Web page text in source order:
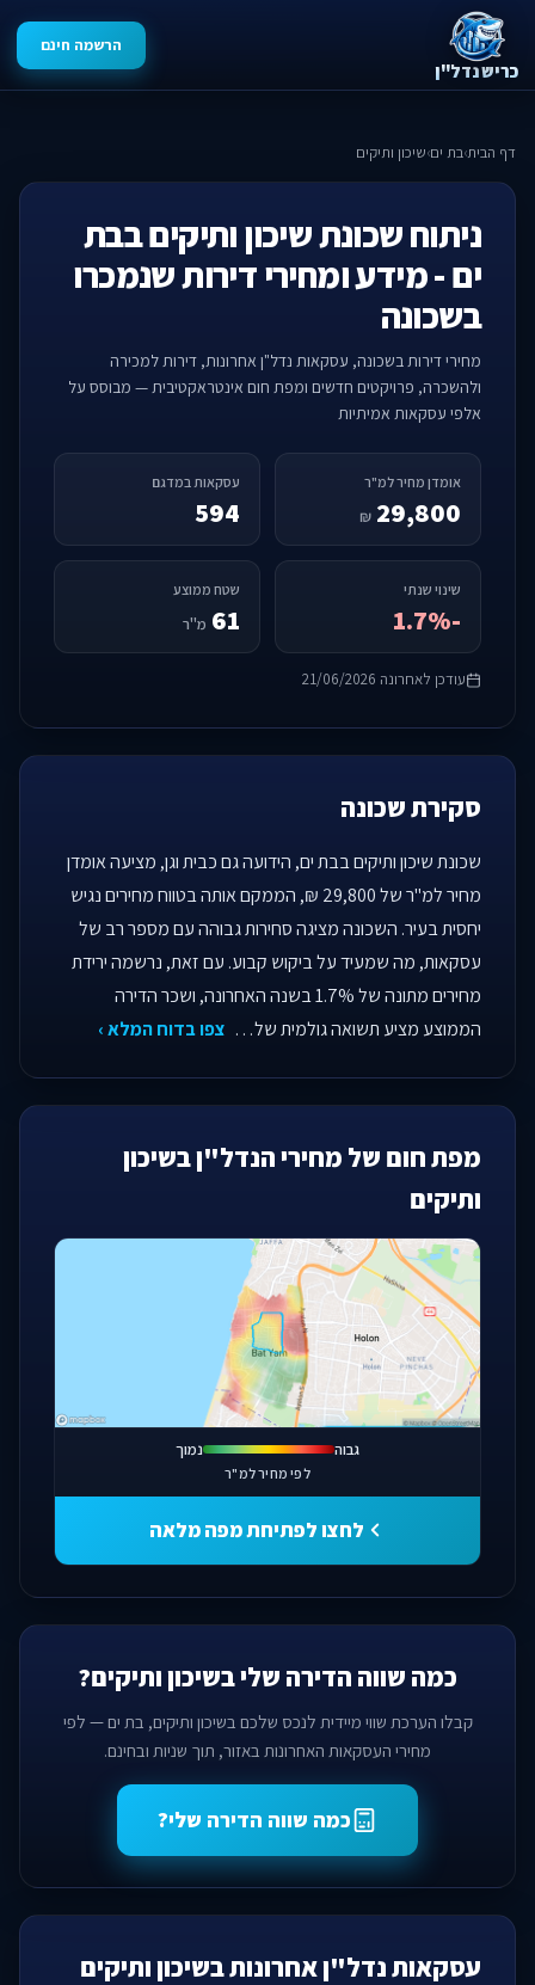
כריש נדל"ן
הרשמה חינם
דף הבית›בת ים›שיכון ותיקים
ניתוח שכונת שיכון ותיקים בבת
ים - מידע ומחירי דירות שנמכרו
בשכונה
מחירי דירות בשכונה, עסקאות נדל"ן אחרונות, דירות למכירה
ולהשכרה, פרויקטים חדשים ומפת חום אינטראקטיבית — מבוסס על
אלפי עסקאות אמיתיות
אומדן מחיר למ"ר
29,800
₪
עסקאות במדגם
594
שינוי שנתי
-1.7%
שטח ממוצע
61 מ"ר
עודכן לאחרונה 21/06/2026
סקירת שכונה
שכונת שיכון ותיקים בבת ים, הידועה גם כבית וגן, מציעה אומדן
מחיר למ"ר של 29,800 ₪, הממקם אותה בטווח מחירים נגיש
יחסית בעיר. השכונה מציגה סחירות גבוהה עם מספר רב של
עסקאות, מה שמעיד על ביקוש קבוע. עם זאת, נרשמה ירידת
מחירים מתונה של 1.7% בשנה האחרונה, ושכר הדירה
הממוצע מציע תשואה גולמית של… צפו בדוח המלא ›
מפת חום של מחירי הנדל"ן בשיכון
ותיקים
פתחו מפה מלאה
גבוה נמוך
לפי מחיר למ"ר
לחצו לפתיחת מפה מלאה
כמה שווה הדירה שלי בשיכון ותיקים?
קבלו הערכת שווי מיידית לנכס שלכם בשיכון ותיקים, בת ים — לפי
מחירי העסקאות האחרונות באזור, תוך שניות ובחינם.
כמה שווה הדירה שלי?
עסקאות נדל"ן אחרונות בשיכון ותיקים